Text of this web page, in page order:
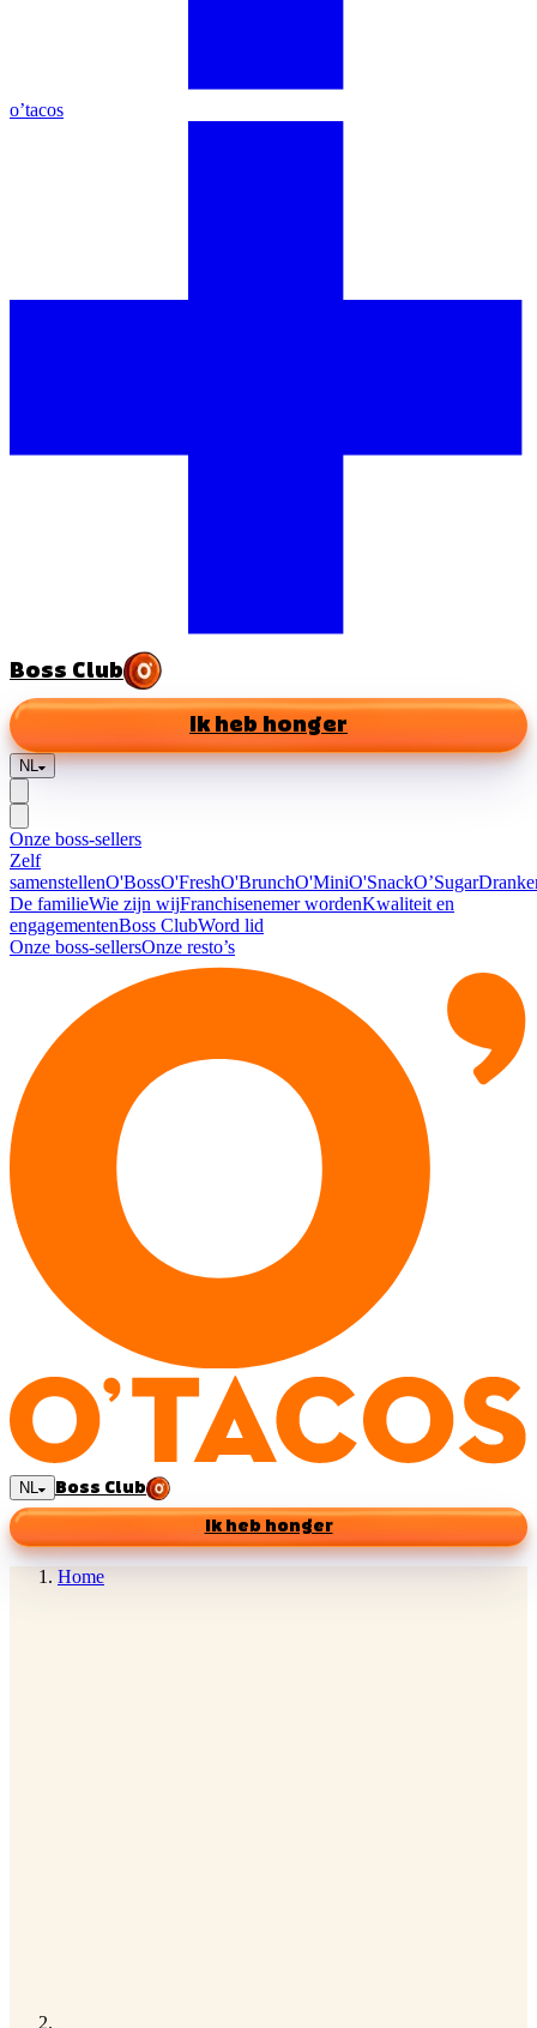
o’tacos
Boss Club
Ik heb honger
NL
Onze boss-sellers
Zelf
samenstellenO'BossO'FreshO'BrunchO'MiniO'SnackO’Sugar
De familieWie zijn wijFranchisenemer wordenKwaliteit en
engagementenBoss ClubWord lid
Onze boss-sellersOnze resto’s
NL
Boss Club
Ik heb honger
Home